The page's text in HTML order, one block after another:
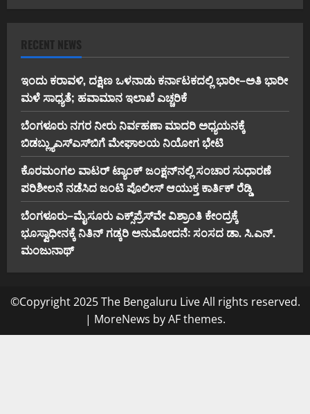
RECENT NEWS
ಇಂದು ಕರಾವಳಿ, ದಕ್ಷಿಣ ಒಳನಾಡು ಕರ್ನಾಟಕದಲ್ಲಿ ಭಾರೀ–ಅತಿ ಭಾರೀ
ಮಳೆ ಸಾಧ್ಯತೆ; ಹವಾಮಾನ ಇಲಾಖೆ ಎಚ್ಚರಿಕೆ
ಬೆಂಗಳೂರು ನಗರ ನೀರು ನಿರ್ವಹಣಾ ಮಾದರಿ ಅಧ್ಯಯನಕ್ಕೆ
ಬಿ‌ಡಬ್ಲ್ಯು‌ಎಸ್‌ಎಸ್‌ಬಿಗೆ ಮೇಘಾಲಯ ನಿಯೋಗ ಭೇಟಿ
ಕೊರಮಂಗಲ ವಾಟರ್ ಟ್ಯಾಂಕ್ ಜಂಕ್ಷನ್‌ನಲ್ಲಿ ಸಂಚಾರ ಸುಧಾರಣೆ
ಪರಿಶೀಲನೆ ನಡೆಸಿದ ಜಂಟಿ ಪೊಲೀಸ್ ಆಯುಕ್ತ ಕಾರ್ತಿಕ್ ರೆಡ್ಡಿ
ಬೆಂಗಳೂರು–ಮೈಸೂರು ಎಕ್ಸ್‌ಪ್ರೆಸ್‌ವೇ ವಿಶ್ರಾಂತಿ ಕೇಂದ್ರಕ್ಕೆ
ಭೂಸ್ವಾಧೀನಕ್ಕೆ ನಿತಿನ್ ಗಡ್ಕರಿ ಅನುಮೋದನೆ: ಸಂಸದ ಡಾ. ಸಿ.ಎನ್.
ಮಂಜುನಾಥ್
©Copyright 2025 The Bengaluru Live All rights reserved.
| MoreNews by AF themes.